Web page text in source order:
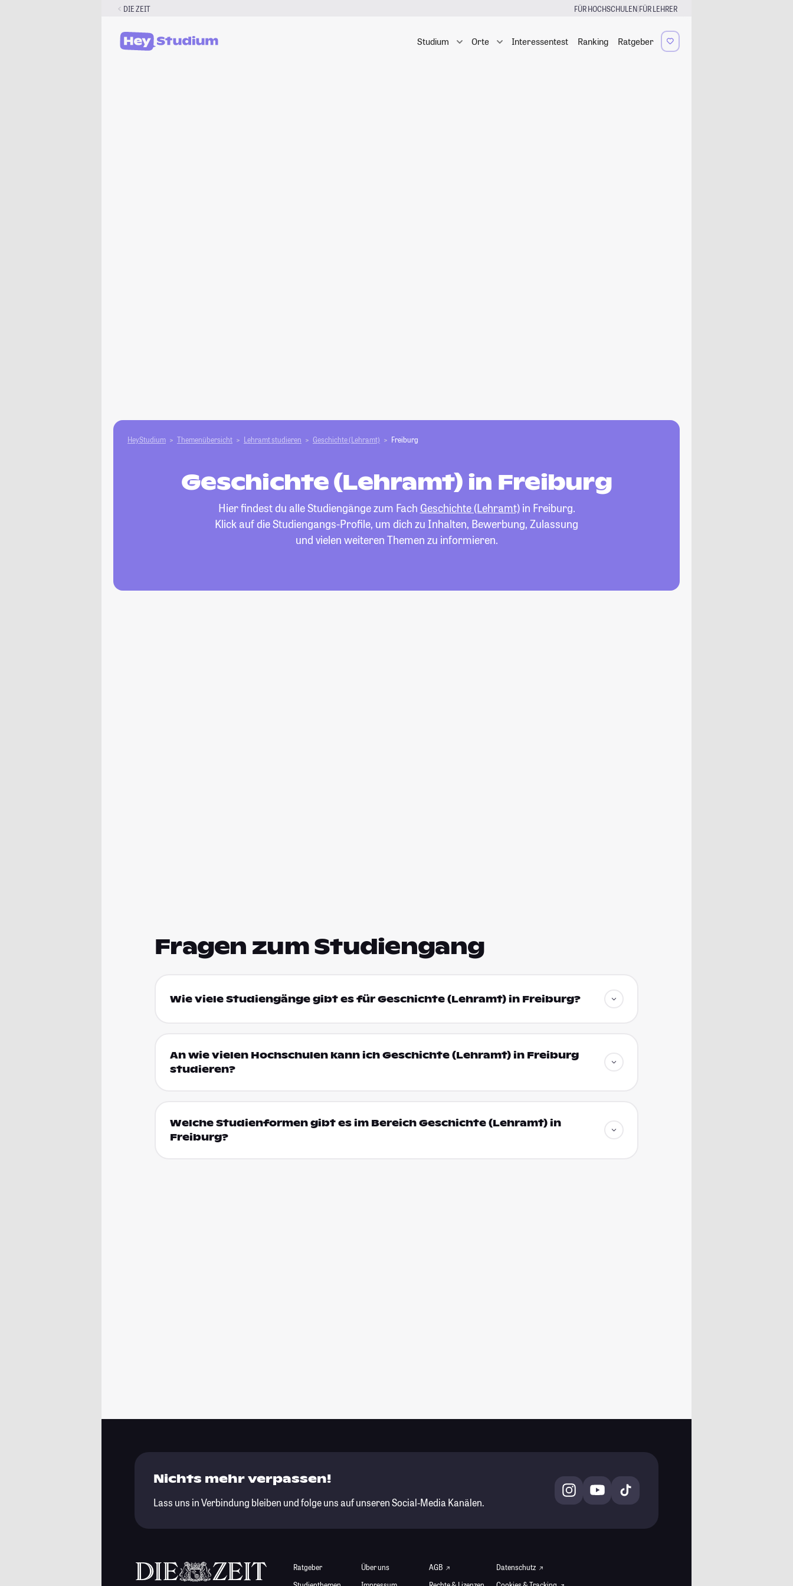
DIE ZEIT FÜR HOCHSCHULEN|FÜR LEHRER
Studium Orte Interessentest Ranking Ratgeber
HeyStudium Themenübersicht Lehramt studieren Geschichte (Lehramt) Freiburg
Geschichte (Lehramt) in Freiburg
Hier findest du alle Studiengänge zum Fach Geschichte (Lehramt)in Freiburg.
Klick auf die Studiengangs-Profile, um dich zu Inhalten, Bewerbung, Zulassung
und vielen weiteren Themen zu informieren.
Fragen zum Studiengang
Wie viele Studiengänge gibt es für Geschichte (Lehramt) in Freiburg?
An wie vielen Hochschulen kann ich Geschichte (Lehramt) in Freiburg
studieren?
Welche Studienformen gibt es im Bereich Geschichte (Lehramt) in
Freiburg?
Nichts mehr verpassen!
Lass uns in Verbindung bleiben und folge uns auf unseren Social-Media Kanälen.
Ratgeber
Über uns
AGB
Datenschutz